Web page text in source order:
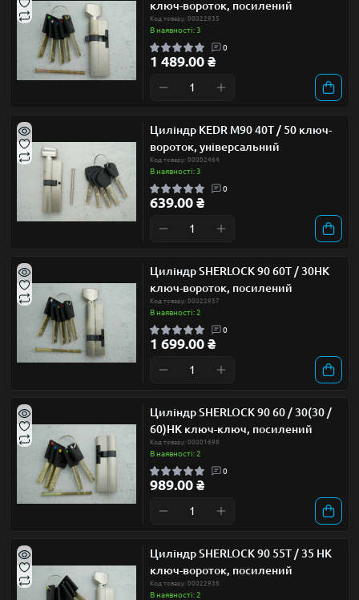
ключ-вороток, посилений
Код товару: 00022935
В наявності: 3
0
1 489.00 ₴
Циліндр KEDR М90 40Т / 50 ключ-
вороток, універсальний
Код товару: 00002464
В наявності: 3
0
639.00 ₴
Циліндр SHERLOCK 90 60Т / 30НК
ключ-вороток, посилений
Код товару: 00022937
В наявності: 2
0
1 699.00 ₴
Циліндр SHERLOCK 90 60 / 30(30 /
60)НК ключ-ключ, посилений
Код товару: 00001698
В наявності: 2
0
989.00 ₴
Циліндр SHERLOCK 90 55Т / 35 НК
ключ-вороток, посилений
Код товару: 00022936
В наявності: 2